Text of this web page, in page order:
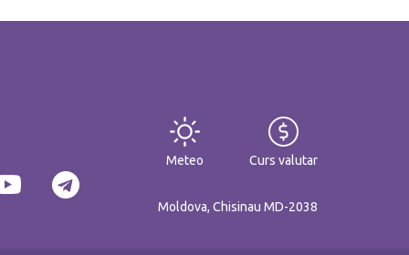
Meteo Curs valutar
Moldova, Chisinau MD-2038